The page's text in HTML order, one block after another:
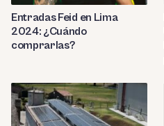
Entradas Feid en Lima
2024: ¿Cuándo
comprarlas?